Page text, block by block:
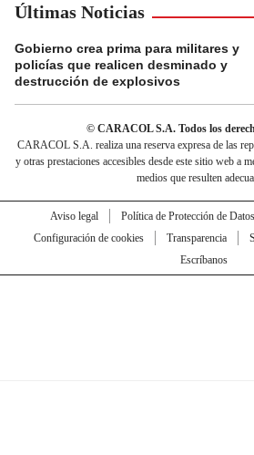
Últimas Noticias
Gobierno crea prima para militares y
policías que realicen desminado y
destrucción de explosivos
© CARACOL S.A. Todos los
CARACOL S.A. realiza una reserva expresa de las
y otras prestaciones accesibles desde este sitio web a
medios que resulten
Aviso legal Política de Protección de Datos
Configuración de cookies
Transparencia
Escríbanos